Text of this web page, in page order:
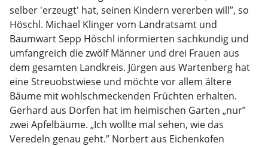
selber 'erzeugt' hat, seinen Kindern vererben will”, so
Höschl. Michael Klinger vom Landratsamt und
Baumwart Sepp Höschl informierten sachkundig und
umfangreich die zwölf Männer und drei Frauen aus
dem gesamten Landkreis. Jürgen aus Wartenberg hat
eine Streuobstwiese und möchte vor allem ältere
Bäume mit wohlschmeckenden Früchten erhalten.
Gerhard aus Dorfen hat im heimischen Garten „nur”
zwei Apfelbäume. „Ich wollte mal sehen, wie das
Veredeln genau geht.” Norbert aus Eichenkofen